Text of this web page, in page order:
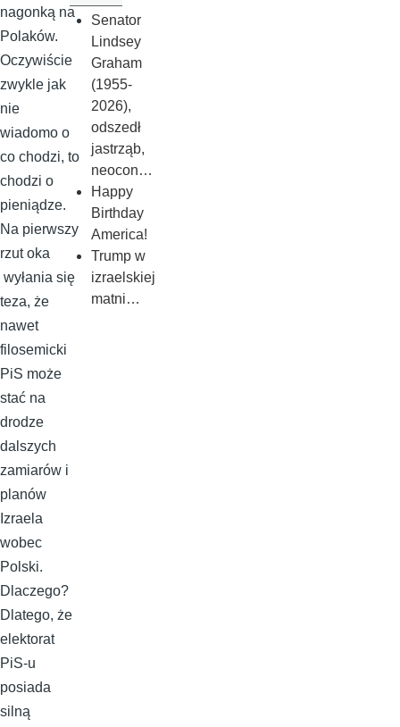
nagonką na
Polaków.
Oczywiście
zwykle jak
nie
wiadomo o
co chodzi, to
chodzi o
pieniądze.
Na pierwszy
rzut oka
wyłania się
teza, że
nawet
filosemicki
PiS może
stać na
drodze
dalszych
zamiarów i
planów
Izraela
wobec
Polski.
Dlaczego?
Dlatego, że
elektorat
PiS-u
posiada
silną
Senator
Lindsey
Graham
(1955-
2026),
odszedł
jastrząb,
neocon…
Happy
Birthday
America!
Trump w
izraelskiej
matni…